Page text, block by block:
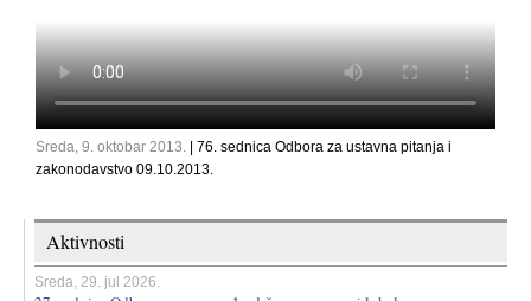
Sreda, 9. oktobar 2013.
| 76. sednica Odbora za ustavna pitanja i
zakonodavstvo 09.10.2013.
Aktivnosti
Sreda, 29. jul 2026.